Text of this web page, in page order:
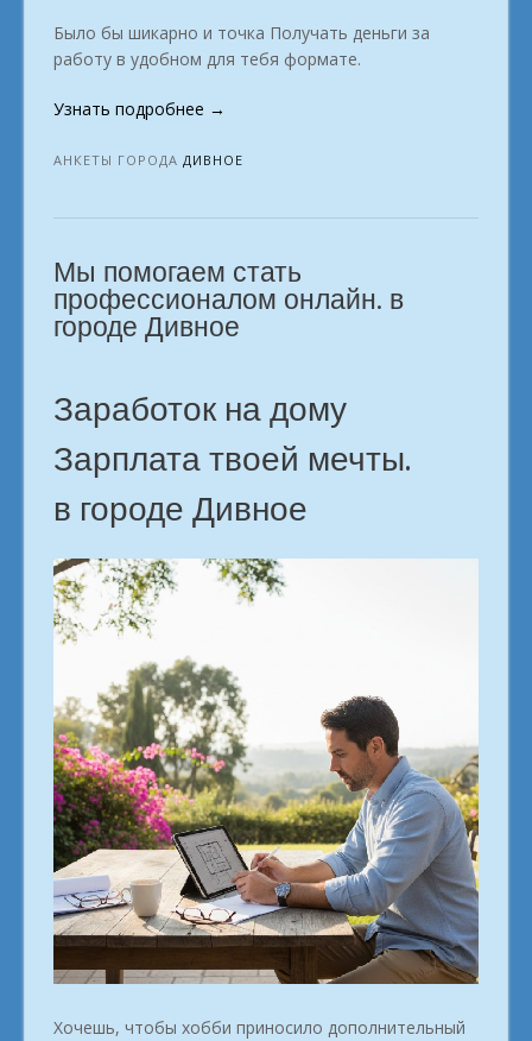
Было бы шикарно и точка Получать деньги за
работу в удобном для тебя формате.
Узнать подробнее «Пассивный
от
Дивное»
→
АНКЕТЫ ГОРОДА ДИВНОЕ
Мы помогаем стать
профессионалом онлайн. в
городе Дивное
Заработок на дому
Зарплата твоей мечты.
в городе Дивное
Хочешь, чтобы хобби приносило дополнительный